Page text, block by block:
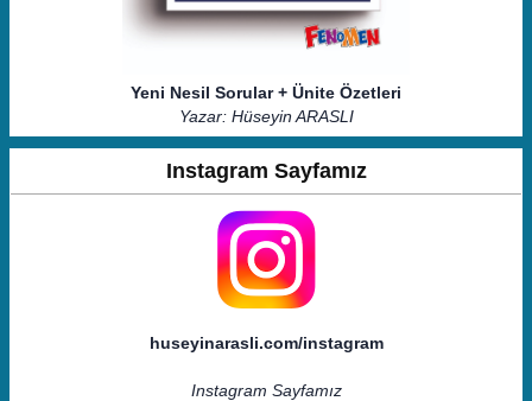
Yeni Nesil Sorular + Ünite Özetleri
Yazar: Hüseyin ARASLI
Instagram Sayfamız
huseyinarasli.com/instagram
Instagram Sayfamız